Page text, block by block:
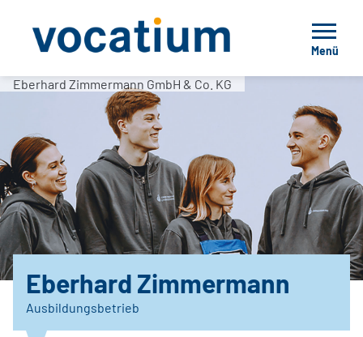
Menü
Eberhard Zimmermann GmbH & Co. KG
Eberhard Zimmermann
Ausbildungsbetrieb